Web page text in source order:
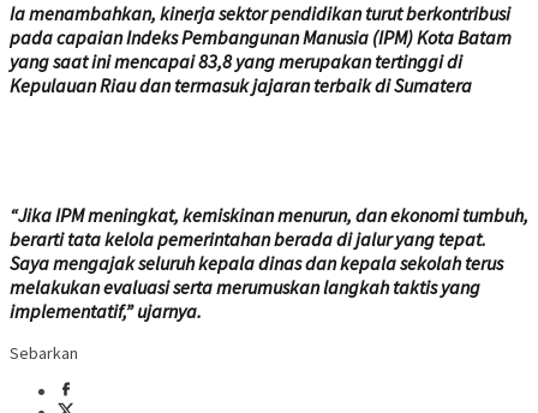
Ia menambahkan, kinerja sektor pendidikan turut berkontribusi
pada capaian Indeks Pembangunan Manusia (IPM) Kota Batam
yang saat ini mencapai 83,8 yang merupakan tertinggi di
Kepulauan Riau dan termasuk jajaran terbaik di Sumatera
“Jika IPM meningkat, kemiskinan menurun, dan ekonomi tumbuh,
berarti tata kelola pemerintahan berada di jalur yang tepat.
Saya mengajak seluruh kepala dinas dan kepala sekolah terus
melakukan evaluasi serta merumuskan langkah taktis yang
implementatif,” ujarnya.
Sebarkan